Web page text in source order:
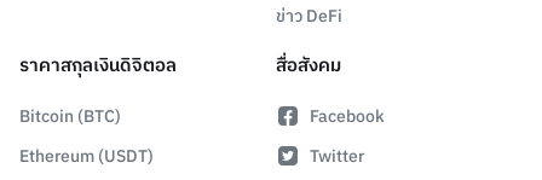
ข่าว DeFi
ราคาสกุลเงินดิจิตอล
Bitcoin (BTC)
Ethereum (USDT)
สื่อสังคม
Facebook
Twitter